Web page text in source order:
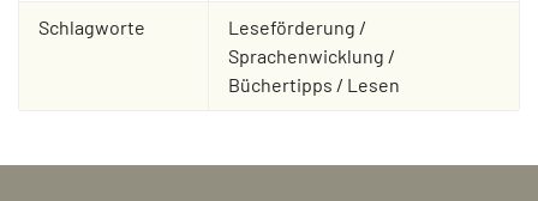
Schlagworte
Leseförderung /
Sprachenwicklung /
Büchertipps / Lesen